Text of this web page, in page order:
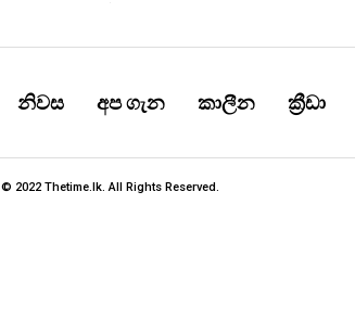
නිවස අප ගැන කාලීන ක්‍රීඩා
© 2022 Thetime.lk. All Rights Reserved.